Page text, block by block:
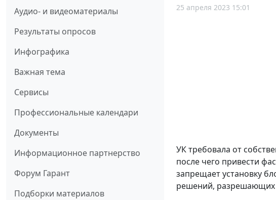
Аудио- и видеоматериалы
Результаты опросов
Инфографика
Важная тема
Сервисы
Профессиональные календари
Документы
Информационное партнерство
Форум Гарант
Подборки материалов
25 апреля 2023 15:01
УК требовала от
после чего привести
запрещает установку
решений, разрешающих